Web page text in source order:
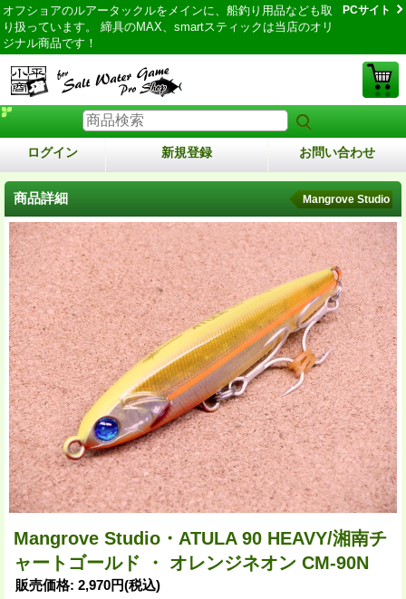
オフショアのルアータックルをメインに、船釣り用品なども取
り扱っています。 締具のMAX、smartスティックは当店のオリ
ジナル商品です！
PCサイト
ログイン 新規登録 お問い合わせ
商品詳細 Mangrove Studio
Mangrove Studio・ATULA 90 HEAVY/湘南チ
ャートゴールド ・ オレンジネオン CM-90N
販売価格: 2,970円(税込)